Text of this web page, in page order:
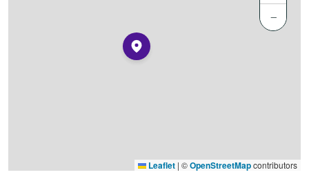
−
Leaflet | ©OpenStreetMapcontributors